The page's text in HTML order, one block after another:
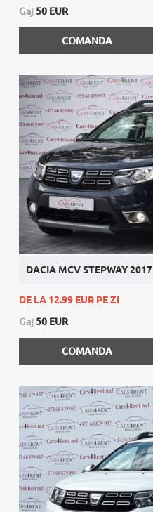
Gaj 50 EUR
COMANDA
DACIA MCV STEPWAY 2017
DE LA 12.99 EUR PE ZI
Gaj 50 EUR
COMANDA